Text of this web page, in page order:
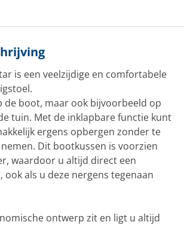
is een veelzijdige en comfortabele
de boot, maar ook bijvoorbeeld op
tuin. Met de inklapbare functie kunt
ergens opbergen zonder te
Dit bootkussen is voorzien
waardoor u altijd direct een
ook als u deze nergens tegenaan
ontwerp zit en ligt u altijd